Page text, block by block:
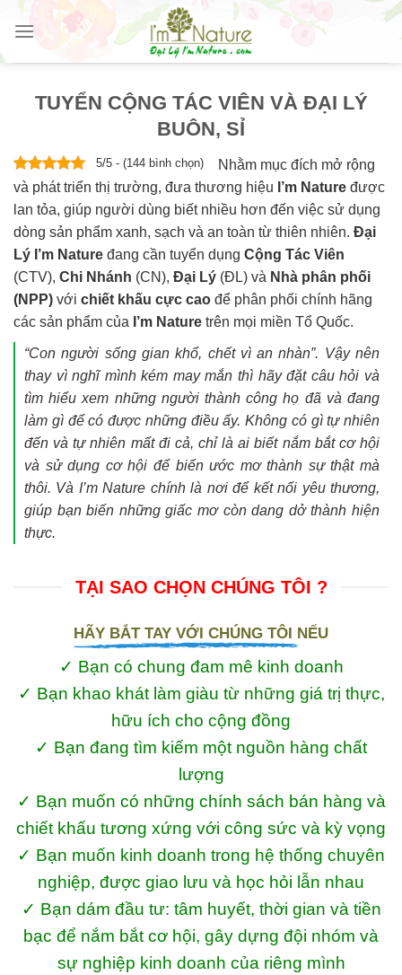
Skip
content
TUYỂN CỘNG TÁC VIÊN VÀ ĐẠI LÝ
BUÔN, SỈ
5/5 - (144 bình chọn)
Nhằm mục đích mở rộng
và phát triển thị trường, đưa thương hiệu I’m Nature được
lan tỏa, giúp người dùng biết nhiều hơn đến việc sử dụng
dòng sản phẩm xanh, sạch và an toàn từ thiên nhiên. Đại
Lý I’m Nature đang cần tuyển dụng Cộng Tác Viên
(CTV), Chi Nhánh (CN), Đại Lý (ĐL) và Nhà phân phối
(NPP) với chiết khấu cực cao để phân phối chính hãng
các sản phẩm của I’m Nature trên mọi miền Tổ Quốc.
“Con người sống gian khổ, chết vì an nhàn”. Vậy nên
thay vì nghĩ mình kém may mắn thì hãy đặt câu hỏi và
tìm hiểu xem những người thành công họ đã và đang
làm gì để có được những điều ấy. Không có gì tự nhiên
đến và tự nhiên mất đi cả, chỉ là ai biết nắm bắt cơ hội
và sử dụng cơ hội để biến ước mơ thành sự thật mà
thôi. Và I’m Nature chính là nơi để kết nối yêu thương,
giúp bạn biến những giấc mơ còn dang dở thành hiện
thực.
TẠI SAO CHỌN CHÚNG TÔI ?
HÃY BẮT TAY VỚI CHÚNG TÔI NẾU
✓ Bạn có chung đam mê kinh doanh
✓ Bạn khao khát làm giàu từ những giá trị thực,
hữu ích cho cộng đồng
✓ Bạn đang tìm kiếm một nguồn hàng chất
lượng
✓ Bạn muốn có những chính sách bán hàng và
chiết khấu tương xứng với công sức và kỳ vọng
✓ Bạn muốn kinh doanh trong hệ thống chuyên
nghiệp, được giao lưu và học hỏi lẫn nhau
✓ Bạn dám đầu tư: tâm huyết, thời gian và tiền
bạc để nắm bắt cơ hội, gây dựng đội nhóm và
sự nghiệp kinh doanh của riêng mình